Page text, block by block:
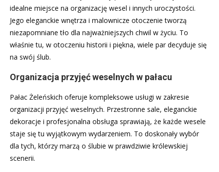
idealne miejsce na organizację wesel i innych uroczystości.
Jego eleganckie wnętrza i malownicze otoczenie tworzą
niezapomniane tło dla najważniejszych chwil w życiu. To
właśnie tu, w otoczeniu historii i piękna, wiele par decyduje się
na swój ślub.
Organizacja przyjęć weselnych w pałacu
Pałac Żeleńskich oferuje kompleksowe usługi w zakresie
organizacji przyjęć weselnych. Przestronne sale, eleganckie
dekoracje i profesjonalna obsługa sprawiają, że każde wesele
staje się tu wyjątkowym wydarzeniem. To doskonały wybór
dla tych, którzy marzą o ślubie w prawdziwie królewskiej
scenerii.